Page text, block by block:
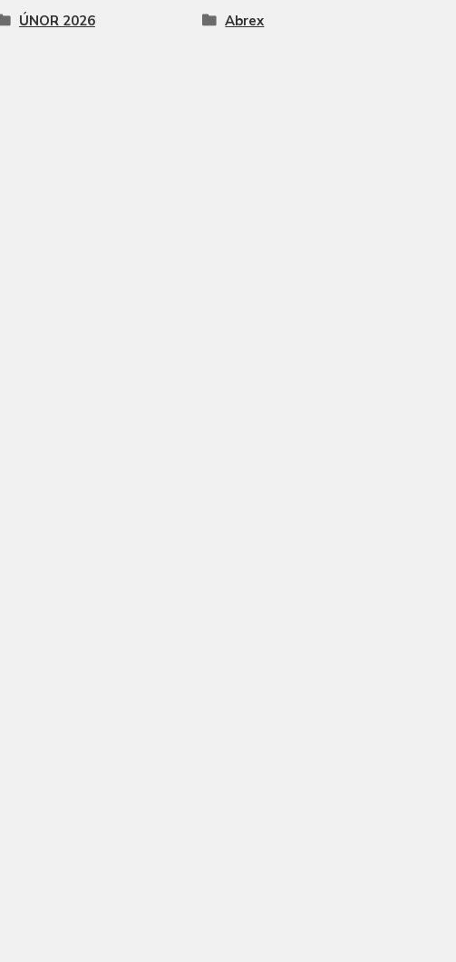
ÚNOR 2026 Abrex